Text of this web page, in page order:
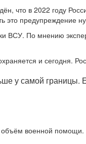
что в 2022 году
это предупреждение
ВСУ. По мнению
и сегодня.
у самой границы.
военной